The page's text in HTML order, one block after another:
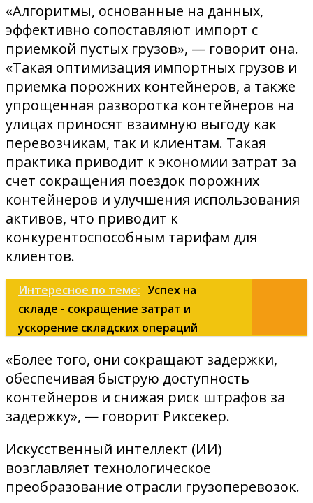
«Алгоритмы, основанные на данных,
эффективно сопоставляют импорт с
приемкой пустых грузов», — говорит она.
«Такая оптимизация импортных грузов и
приемка порожних контейнеров, а также
упрощенная разворотка контейнеров на
улицах приносят взаимную выгоду как
перевозчикам, так и клиентам. Такая
практика приводит к экономии затрат за
счет сокращения поездок порожних
контейнеров и улучшения использования
активов, что приводит к
конкурентоспособным тарифам для
клиентов.
Интересное по теме: Успех на
складе - сокращение затрат и
ускорение складских операций
«Более того, они сокращают задержки,
обеспечивая быструю доступность
контейнеров и снижая риск штрафов за
задержку», — говорит Риксекер.
Искусственный интеллект (ИИ)
возглавляет технологическое
преобразование отрасли грузоперевозок.